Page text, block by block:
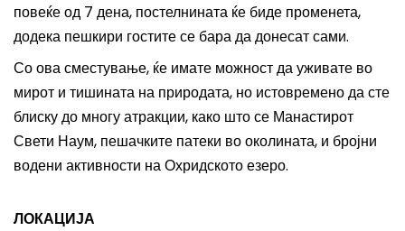
повеќе од 7 дена, постелнината ќе биде променета,
додека пешкири гостите се бара да донесат сами.
Со ова сместување, ќе имате можност да уживате во
мирот и тишината на природата, но истовремено да сте
блиску до многу атракции, како што се Манастирот
Свети Наум, пешачките патеки во околината, и бројни
водени активности на Охридското езеро.
ЛОКАЦИЈА